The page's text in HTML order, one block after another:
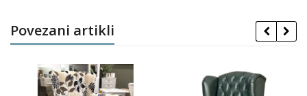
Povezani artikli